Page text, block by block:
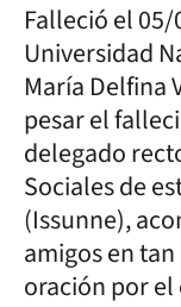
Falleció el
Universidad
María Delfina
pesar el
delegado
Sociales de
(Issunne),
amigos en
oración por el